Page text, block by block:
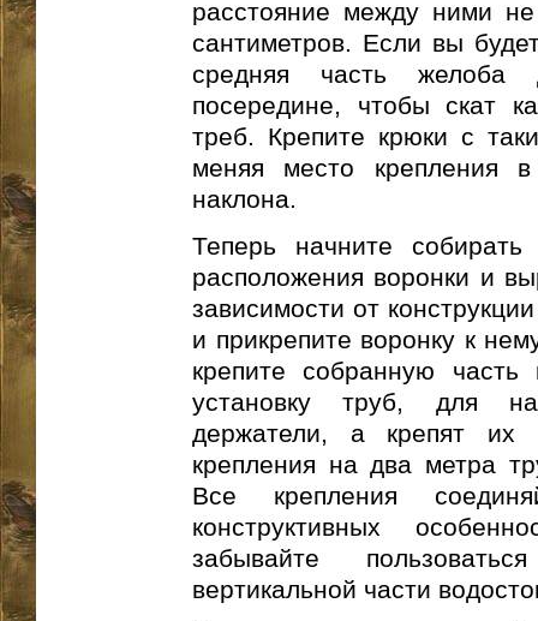
расстояние между ними
сантиметров. Если вы
средняя часть
посередине, чтобы скат
треб. Крепите крюки с
меняя место крепления
наклона.
Теперь начните
расположения воронки и
зависимости от
и прикрепите воронку к
крепите собранную
установку труб, для
держатели, а крепят
крепления на два метра
Все крепления
конструктивных
забывайте
вертикальной части